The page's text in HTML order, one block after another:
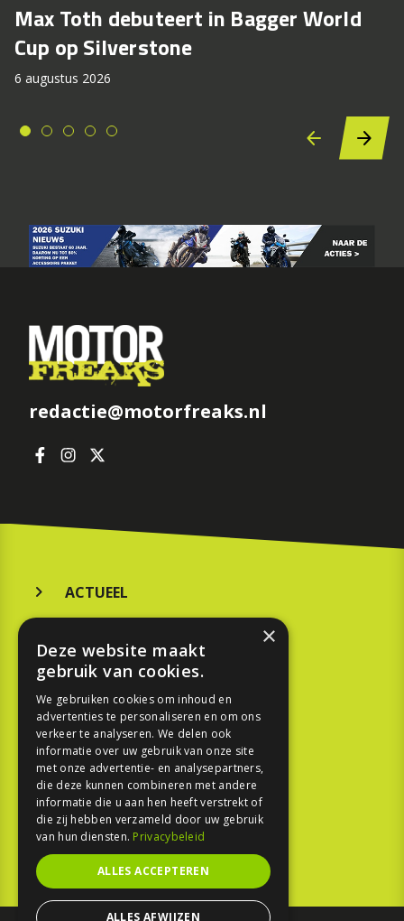
Max Toth debuteert in Bagger World
Cup op Silverstone
6 augustus 2026
redactie@motorfreaks.nl
ACTUEEL
KOOPGIDS
TESTEN
SPORT
REPORTAGE
TOUREN
NIEUWSBRIEF
×
Deze website maakt
gebruik van cookies.
We gebruiken cookies om inhoud en
advertenties te personaliseren en om ons
verkeer te analyseren. We delen ook
informatie over uw gebruik van onze site
met onze advertentie- en analysepartners,
die deze kunnen combineren met andere
informatie die u aan hen heeft verstrekt of
die zij hebben verzameld door uw gebruik
van hun diensten. Privacybeleid
ALLES ACCEPTEREN
ALLES AFWIJZEN